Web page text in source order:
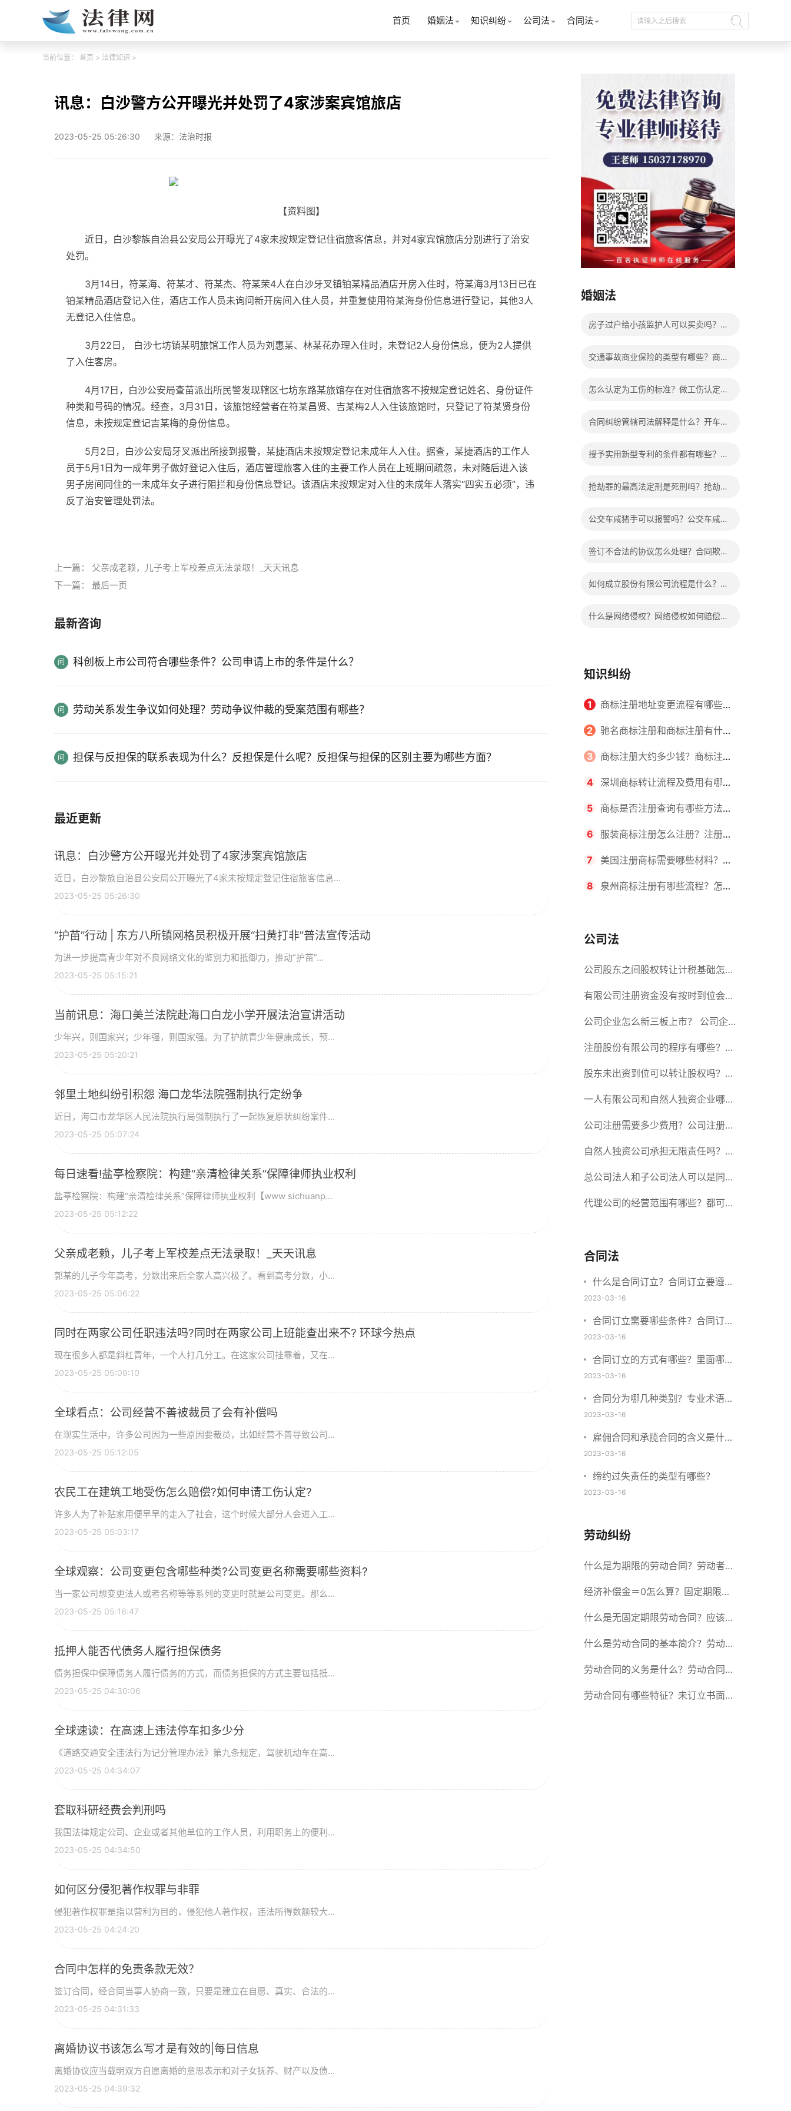
首页 婚姻法 知识纠纷 公司法 合同法
当前位置： 首页 > 法律知识 >
讯息：白沙警方公开曝光并处罚了4家涉案宾馆旅店
2023-05-25 05:26:30 来源：法治时报
【资料图】
近日，白沙黎族自治县公安局公开曝光了4家未按规定登记住宿旅客信息，并对4家宾馆旅店分别进行了治安
处罚。
3月14日，符某海、符某才、符某杰、符某荣4人在白沙牙叉镇铂某精品酒店开房入住时，符某海3月13日已在
铂某精品酒店登记入住，酒店工作人员未询问新开房间入住人员，并重复使用符某海身份信息进行登记，其他3人
无登记入住信息。
3月22日， 白沙七坊镇某明旅馆工作人员为刘惠某、林某花办理入住时，未登记2人身份信息，便为2人提供
了入住客房。
4月17日，白沙公安局查苗派出所民警发现辖区七坊东路某旅馆存在对住宿旅客不按规定登记姓名、身份证件
种类和号码的情况。经查，3月31日，该旅馆经营者在符某昌贤、吉某梅2人入住该旅馆时，只登记了符某贤身份
信息，未按规定登记吉某梅的身份信息。
5月2日，白沙公安局牙叉派出所接到报警，某捷酒店未按规定登记未成年人入住。据查，某捷酒店的工作人
员于5月1日为一成年男子做好登记入住后，酒店管理旅客入住的主要工作人员在上班期间疏忽，未对随后进入该
男子房间同住的一未成年女子进行阻拦和身份信息登记。该酒店未按规定对入住的未成年人落实“四实五必须”，违
反了治安管理处罚法。
上一篇： 父亲成老赖，儿子考上军校差点无法录取！_天天讯息
下一篇： 最后一页
最新咨询
科创板上市公司符合哪些条件？公司申请上市的条件是什么？
劳动关系发生争议如何处理？劳动争议仲裁的受案范围有哪些？
担保与反担保的联系表现为什么？反担保是什么呢？反担保与担保的区别主要为哪些方面？
最近更新
讯息：白沙警方公开曝光并处罚了4家涉案宾馆旅店
近日，白沙黎族自治县公安局公开曝光了4家未按规定登记住宿旅客信息...
2023-05-25 05:26:30
“护苗”行动 | 东方八所镇网格员积极开展“扫黄打非”普法宣传活动
为进一步提高青少年对不良网络文化的鉴别力和抵御力，推动“护苗”...
2023-05-25 05:15:21
当前讯息：海口美兰法院赴海口白龙小学开展法治宣讲活动
少年兴，则国家兴；少年强，则国家强。为了护航青少年健康成长，预...
2023-05-25 05:20:21
邻里土地纠纷引积怨 海口龙华法院强制执行定纷争
近日，海口市龙华区人民法院执行局强制执行了一起恢复原状纠纷案件...
2023-05-25 05:07:24
每日速看!盐亭检察院：构建“亲清检律关系”保障律师执业权利
盐亭检察院：构建“亲清检律关系”保障律师执业权利【www sichuanp...
2023-05-25 05:12:22
父亲成老赖，儿子考上军校差点无法录取！_天天讯息
郭某的儿子今年高考，分数出来后全家人高兴极了。看到高考分数，小...
2023-05-25 05:06:22
同时在两家公司任职违法吗?同时在两家公司上班能查出来不? 环球今热点
现在很多人都是斜杠青年，一个人打几分工。在这家公司挂靠着，又在...
2023-05-25 05:09:10
全球看点：公司经营不善被裁员了会有补偿吗
在现实生活中，许多公司因为一些原因要裁员，比如经营不善导致公司...
2023-05-25 05:12:05
农民工在建筑工地受伤怎么赔偿?如何申请工伤认定?
许多人为了补贴家用便早早的走入了社会，这个时候大部分人会进入工...
2023-05-25 05:03:17
全球观察：公司变更包含哪些种类?公司变更名称需要哪些资料?
当一家公司想变更法人或者名称等等系列的变更时就是公司变更。那么...
2023-05-25 05:16:47
抵押人能否代债务人履行担保债务
债务担保中保障债务人履行债务的方式，而债务担保的方式主要包括抵...
2023-05-25 04:30:06
全球速读：在高速上违法停车扣多少分
《道路交通安全违法行为记分管理办法》第九条规定，驾驶机动车在高...
2023-05-25 04:34:07
套取科研经费会判刑吗
我国法律规定公司、企业或者其他单位的工作人员，利用职务上的便利...
2023-05-25 04:34:50
如何区分侵犯著作权罪与非罪
侵犯著作权罪是指以营利为目的，侵犯他人著作权，违法所得数额较大...
2023-05-25 04:24:20
合同中怎样的免责条款无效？
签订合同，经合同当事人协商一致，只要是建立在自愿、真实、合法的...
2023-05-25 04:31:33
离婚协议书该怎么写才是有效的|每日信息
离婚协议应当载明双方自愿离婚的意思表示和对子女抚养、财产以及债...
2023-05-25 04:39:32
婚姻法
房子过户给小孩监护人可以买卖吗？房
交通事故商业保险的类型有哪些？商业
怎么认定为工伤的标准？做工伤认定期
合同纠纷管辖司法解释是什么？开车致
授予实用新型专利的条件都有哪些？实
抢劫罪的最高法定刑是死刑吗？抢劫罪
公交车咸猪手可以报警吗？公交车咸猪
签订不合法的协议怎么处理？合同欺诈
如何成立股份有限公司流程是什么？设
什么是网络侵权？网络侵权如何赔偿的
知识纠纷
1 商标注册地址变更流程有哪些？
怎么提交申请书件？
2 驰名商标注册和商标注册有什么
区别？
3 商标注册大约多少钱？商标注册
查询的方式有哪些？
4 深圳商标转让流程及费用有哪些
要求？商标转让所需时间是多久？
5 商标是否注册查询有哪些方法？
有哪些步骤？
6 服装商标注册怎么注册？注册商
标流程有哪些？
7 美国注册商标需要哪些材料？美
国商标办理流程有哪些？
8 泉州商标注册有哪些流程？怎么
公司法
公司股东之间股权转让计税基础怎么
确认？公司股东之间的股权转让要符
合什么要件？
有限公司注册资金没有按时到位会怎
么样？股份有限公司设立的注册条件
公司企业怎么新三板上市？ 公司企
业新三板上市的流程
注册股份有限公司的程序有哪些？注
册股份有限公司需要提交哪些材料？
股东未出资到位可以转让股权吗？股
东未出资到位能否分红？
一人有限公司和自然人独资企业哪个
好？一人公司设立条件有哪些？
公司注册需要多少费用？公司注册需
要准备什么材料？
自然人独资公司承担无限责任吗？有
限责任公司与有限责任公司的区别
总公司法人和子公司法人可以是同一
个人吗？总公司更名分公司需要更改
代理公司的经营范围有哪些？都可以
合同法
什么是合同订立？合同订立要遵守
什么原则？订立方式有哪些？
2023-03-16
合同订立需要哪些条件？合同订立
与合同成立有什么不同？
2023-03-16
合同订立的方式有哪些？里面哪些
内容、细节条款需要载明？
2023-03-16
合同分为哪几种类别？专业术语分
别是什么？
2023-03-16
雇佣合同和承揽合同的含义是什
么？怎么区分雇佣合同和承揽合
同？
2023-03-16
缔约过失责任的类型有哪些？
2023-03-16
劳动纠纷
什么是为期限的劳动合同？劳动者解
除合同的15种情形
经济补偿金＝0怎么算？固定期限劳
动合同又称什么？
什么是无固定期限劳动合同？应该怎
么解除或终止劳动合同？
什么是劳动合同的基本简介？劳动合
同的形式
劳动合同的义务是什么？劳动合同应
具备哪些条款？
劳动合同有哪些特征？未订立书面劳